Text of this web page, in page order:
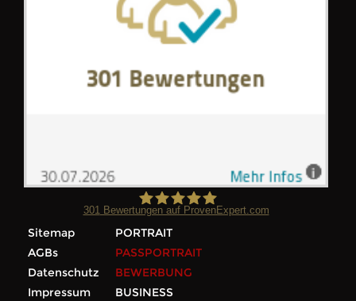
Foto Wilke
301Bewertungen auf ProvenExpert.com
Sitemap
AGBs
Datenschutz
Impressum
PORTRAIT
PASSPORTRAIT
BEWERBUNG
BUSINESS